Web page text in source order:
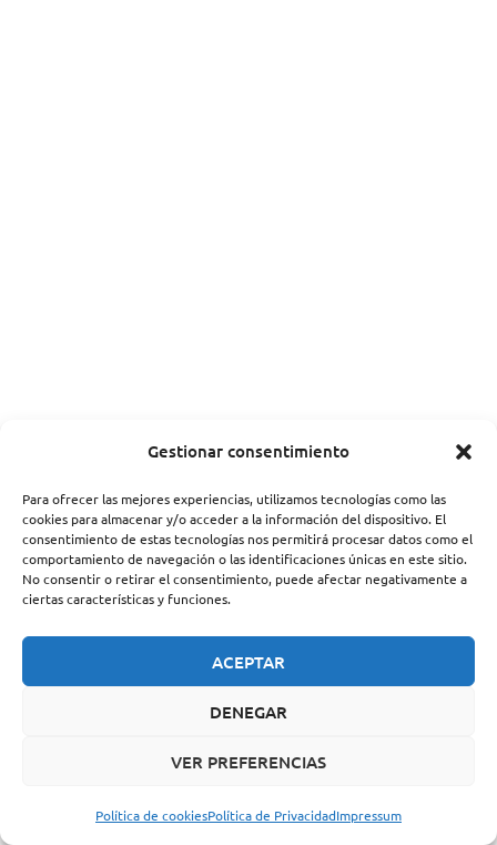
Gestionar consentimiento
Para ofrecer las mejores experiencias, utilizamos tecnologías como las
cookies para almacenar y/o acceder a la información del dispositivo. El
consentimiento de estas tecnologías nos permitirá procesar datos como el
comportamiento de navegación o las identificaciones únicas en este sitio.
No consentir o retirar el consentimiento, puede afectar negativamente a
ciertas características y funciones.
ACEPTAR
DENEGAR
VER PREFERENCIAS
Política de cookiesPolítica de PrivacidadImpressum